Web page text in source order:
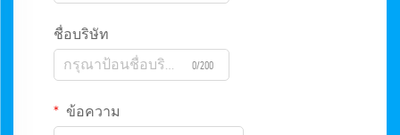
ชื่อบริษัท
0/200
ข้อความ